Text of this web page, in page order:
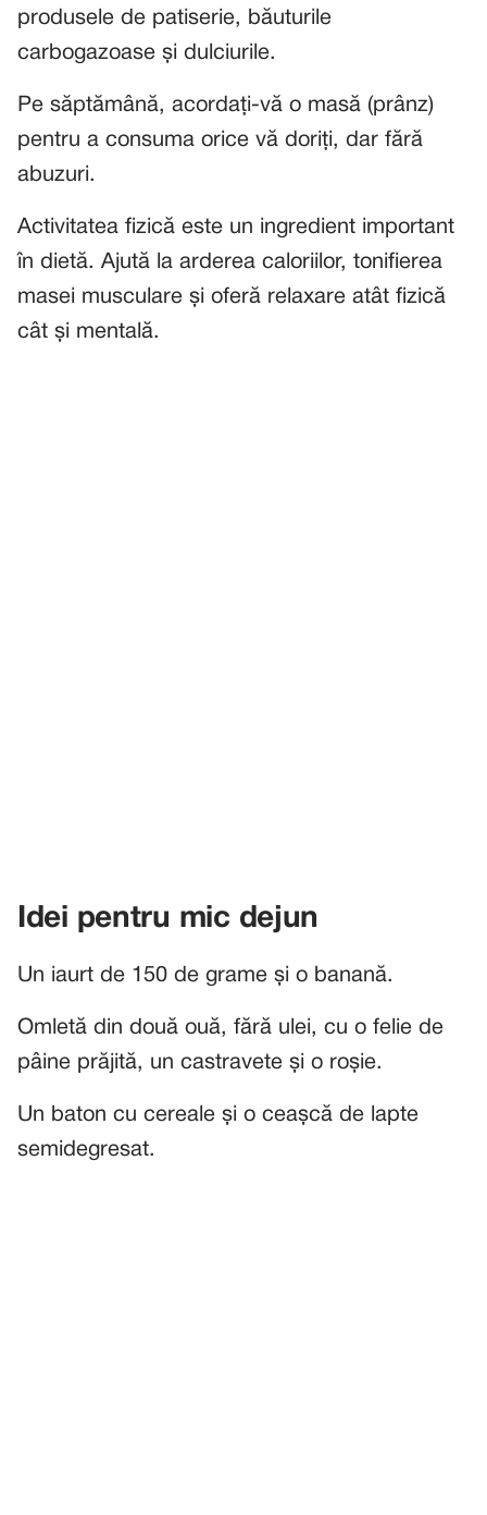
produsele de patiserie, băuturile
carbogazoase și dulciurile.
Pe săptămână, acordați-vă o masă (prânz)
pentru a consuma orice vă doriți, dar fără
abuzuri.
Activitatea fizică este un ingredient important
în dietă. Ajută la arderea caloriilor, tonifierea
masei musculare și oferă relaxare atât fizică
cât și mentală.
Idei pentru mic dejun
Un iaurt de 150 de grame și o banană.
Omletă din două ouă, fără ulei, cu o felie de
pâine prăjită, un castravete și o roșie.
Un baton cu cereale și o ceașcă de lapte
semidegresat.